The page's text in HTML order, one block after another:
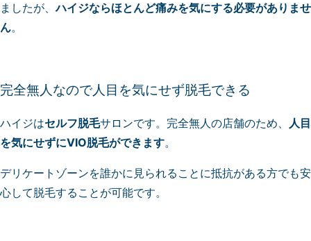
ましたが、ハイジならほとんど痛みを気にする必要がありませ
ん。
完全無人なので人目を気にせず脱毛できる
ハイジはセルフ脱毛サロンです。完全無人の店舗のため、
人目
を気にせずにVIO脱毛ができます。
デリケートゾーンを誰かに見られることに抵抗がある方でも安
心して脱毛することが可能です。